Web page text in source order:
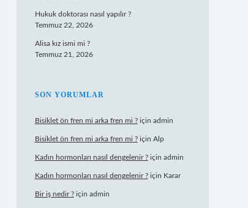
Hukuk doktorası nasıl yapılır ?
Temmuz 22, 2026
Alisa kız ismi mi ?
Temmuz 21, 2026
SON YORUMLAR
Bisiklet ön fren mi arka fren mi ?için admin
Bisiklet ön fren mi arka fren mi ?için Alp
Kadın hormonları nasıl dengelenir ?için admin
Kadın hormonları nasıl dengelenir ?için Karar
Bir iş nedir ?için admin